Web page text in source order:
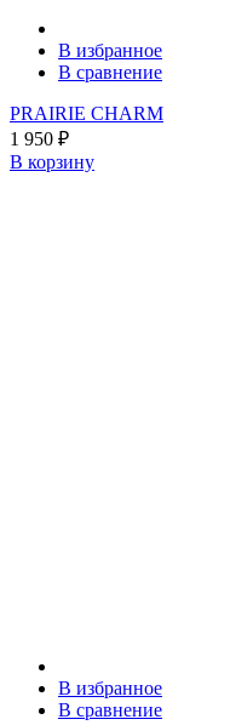
В избранное
В сравнение
PRAIRIE CHARM
1 950 ₽
В корзину
В избранное
В сравнение